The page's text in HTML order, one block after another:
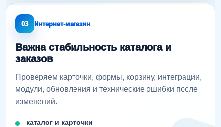
03 Интернет-магазин
Важна стабильность каталога и
заказов
Проверяем карточки, формы, корзину, интеграции,
модули, обновления и технические ошибки после
изменений.
каталог и карточки